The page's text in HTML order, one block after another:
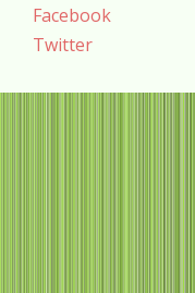
Facebook
Twitter